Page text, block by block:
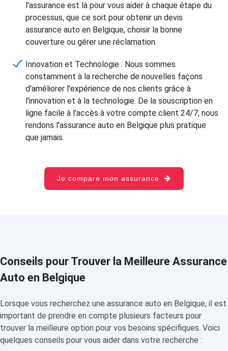
l'assurance est là pour vous aider à chaque étape du
processus, que ce soit pour obtenir un devis
assurance auto en Belgique, choisir la bonne
couverture ou gérer une réclamation.
Innovation et Technologie : Nous sommes
constamment à la recherche de nouvelles façons
d'améliorer l'expérience de nos clients grâce à
l'innovation et à la technologie. De la souscription en
ligne facile à l'accès à votre compte client 24/7, nous
rendons l'assurance auto en Belgique plus pratique
que jamais.
Je compare mon assurance
Conseils pour Trouver la Meilleure Assurance
Auto en Belgique
Lorsque vous recherchez une assurance auto en Belgique, il est
important de prendre en compte plusieurs facteurs pour
trouver la meilleure option pour vos besoins spécifiques. Voici
quelques conseils pour vous aider dans votre recherche :